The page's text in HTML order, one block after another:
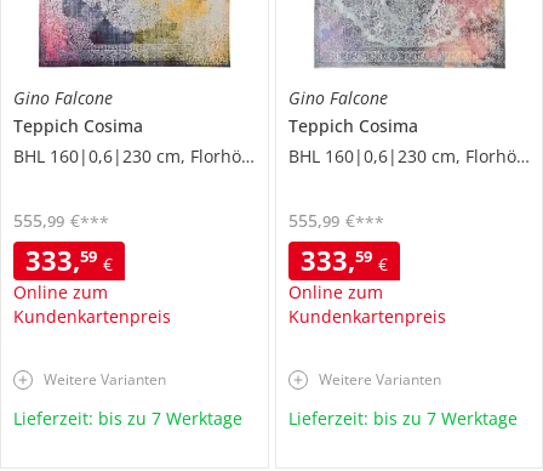
Gino Falcone
Teppich Cosima
BHL 160|0,6|230 cm, Florhöhe 0,3 cm
333,59 €
Online zum
Kundenkartenpreis
555,99 €***
Weitere Varianten
Lieferzeit: bis zu 7 Werktage
Gino Falcone
Teppich Cosima
BHL 160|0,6|230 cm, Florhöhe 0,3 cm
333,59 €
Online zum
Kundenkartenpreis
555,99 €***
Weitere Varianten
Lieferzeit: bis zu 7 Werktage